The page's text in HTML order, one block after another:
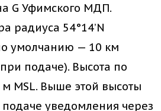
G Уфимского МДП.
радиуса 54°14’N
умолчанию — 10 км
подаче). Высота по
MSL. Выше этой высоты
уведомления через